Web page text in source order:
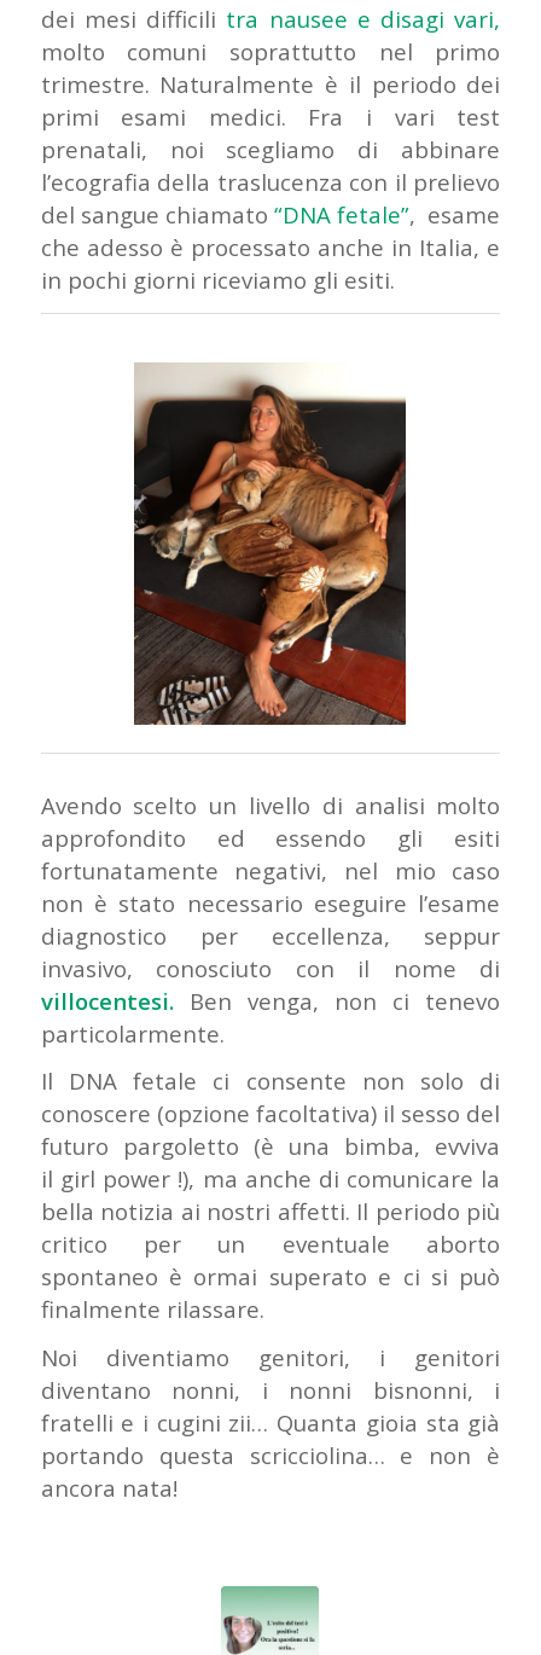
dei mesi difficili tra nausee e disagi vari,
molto comuni soprattutto nel primo
trimestre. Naturalmente è il periodo dei
primi esami medici. Fra i vari test
prenatali, noi scegliamo di abbinare
l’ecografia della traslucenza con il prelievo
del sangue chiamato “DNA fetale”, esame
che adesso è processato anche in Italia, e
in pochi giorni riceviamo gli esiti.
Avendo scelto un livello di analisi molto
approfondito ed essendo gli esiti
fortunatamente negativi, nel mio caso
non è stato necessario eseguire l’esame
diagnostico per eccellenza, seppur
invasivo, conosciuto con il nome di
villocentesi.Ben venga, non ci tenevo
particolarmente.
Il DNA fetale ci consente non solo di
conoscere (opzione facoltativa) il sesso del
futuro pargoletto (è una bimba, evviva
il girl power !), ma anche di comunicare la
bella notizia ai nostri affetti. Il periodo più
critico per un eventuale aborto
spontaneo è ormai superato e ci si può
finalmente rilassare.
Noi diventiamo genitori, i genitori
diventano nonni, i nonni bisnonni, i
fratelli e i cugini zii… Quanta gioia sta già
portando questa scricciolina… e non è
ancora nata!